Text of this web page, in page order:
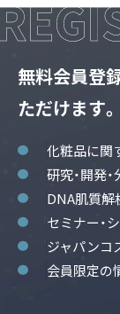
無料会員登
ただけます。
化粧品に関
研究・開発
DNA肌質解
セミナー・
ジャパンコ
会員限定の